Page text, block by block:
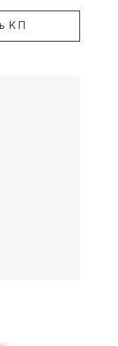
КП